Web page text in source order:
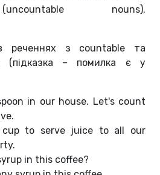
nouns).
реченнях з countable та
(підказка – помилка є у
in our house. Let's count
cup to serve juice to all our
in this coffee?